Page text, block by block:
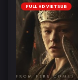
FULL HD VIETSUB